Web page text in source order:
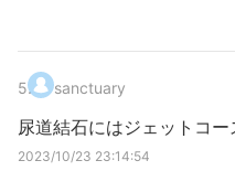
5. sanctuary
尿道結石にはジェットコ
2023/10/23 23:14:54